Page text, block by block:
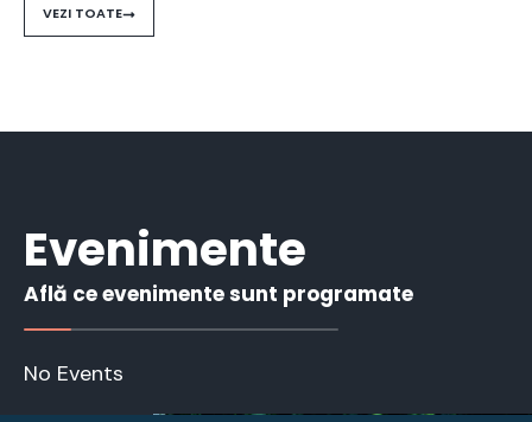
VEZI TOATE
Evenimente
Află ce evenimente sunt programate
No Events